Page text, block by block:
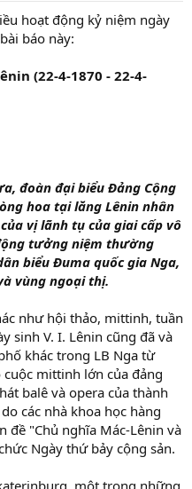
hoạt động kỷ niệm ngày
báo này:
(22-4-1870 - 22-4-
đoàn đại biểu Đảng Cộng
hoa tại lăng Lênin nhân
vị lãnh tụ của giai cấp vô
tưởng niệm thường
biểu Đuma quốc gia Nga,
vùng ngoại thị.
như hội thảo, mittinh, tuần
sinh V. I. Lênin cũng đã và
khác trong LB Nga từ
cuộc mittinh lớn của đảng
balê và opera của thành
các nhà khoa học hàng
đề "Chủ nghĩa Mác-Lênin và
Ngày thứ bảy cộng sản.